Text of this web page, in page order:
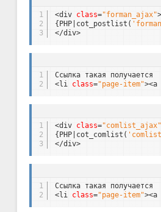
1
2
3
<div class="forman_ajax">
{PHP|cot_postlist(
</div>
1
2
Ссылка такая получается
<li class="page-item"><a
1
2
3
<div class="comlist_ajax"
{PHP|cot_comlist(
</div>
1
2
Ссылка такая получается
<li class="page-item"><a